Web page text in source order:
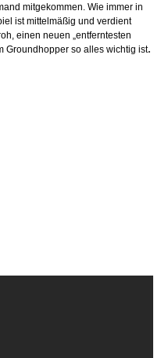
mitgekommen. Wie immer in
ist mittelmäßig und verdient
einen neuen „entferntesten
Groundhopper so alles wichtig ist.